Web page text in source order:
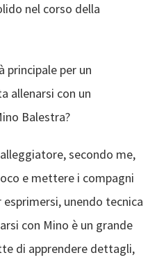
nel corso della
principale per un
allenarsi con un
Balestra?
secondo me,
e mettere i compagni
unendo tecnica
con Mino è un grande
di apprendere dettagli,